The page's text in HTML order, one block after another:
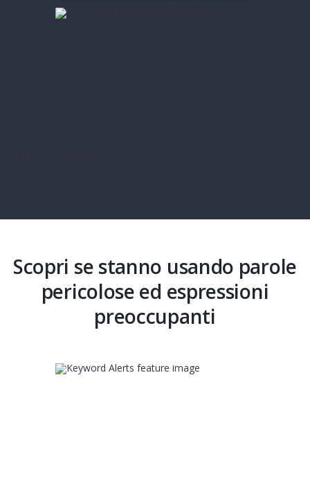
Scopri se stanno usando parole
pericolose ed espressioni
preoccupanti